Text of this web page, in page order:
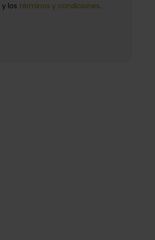
y los términos y condiciones.